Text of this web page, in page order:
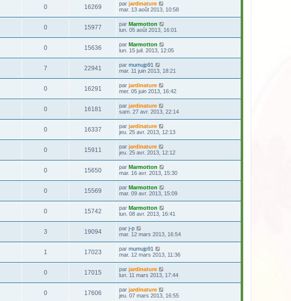
0 16269 par jardinature
mar. 13 août 2013, 10:58
0 15977 par Marmotton
lun. 05 août 2013, 16:01
0 15636 par Marmotton
lun. 15 juil. 2013, 12:05
7 22941 par mumujp91
mar. 11 juin 2013, 18:21
0 16291 par jardinature
mer. 05 juin 2013, 16:42
0 16181 par jardinature
sam. 27 avr. 2013, 22:14
0 16337 par jardinature
jeu. 25 avr. 2013, 12:13
0 15911 par jardinature
jeu. 25 avr. 2013, 12:12
0 15650 par Marmotton
mar. 16 avr. 2013, 15:30
0 15569 par Marmotton
mar. 09 avr. 2013, 15:09
0 15742 par Marmotton
lun. 08 avr. 2013, 16:41
3 19094 par j-p
mar. 12 mars 2013, 16:54
1 17023 par mumujp91
mar. 12 mars 2013, 11:36
0 17015 par jardinature
lun. 11 mars 2013, 17:44
0 17606 par jardinature
jeu. 07 mars 2013, 16:55